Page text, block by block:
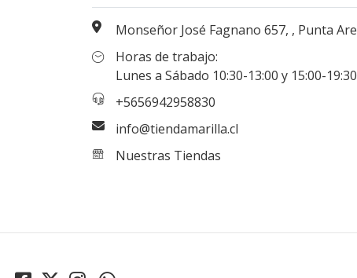
Monseñor José Fagnano 657, , Punta Arenas, Magallanes, Chile
Horas de trabajo:
Lunes a Sábado 10:30-13:00 y 15:00-19:30 hrs
+5656942958830
info@tiendamarilla.cl
Nuestras Tiendas